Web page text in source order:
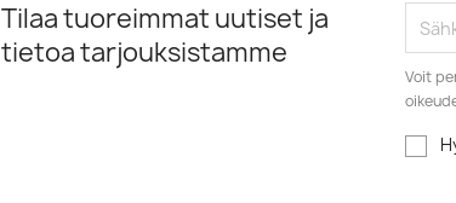
Tilaa tuoreimmat uutiset ja
tietoa tarjouksistamme
Voit